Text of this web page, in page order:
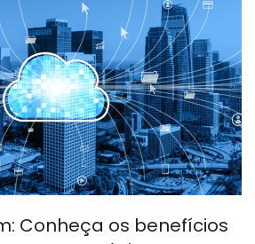
Conheça os benefícios